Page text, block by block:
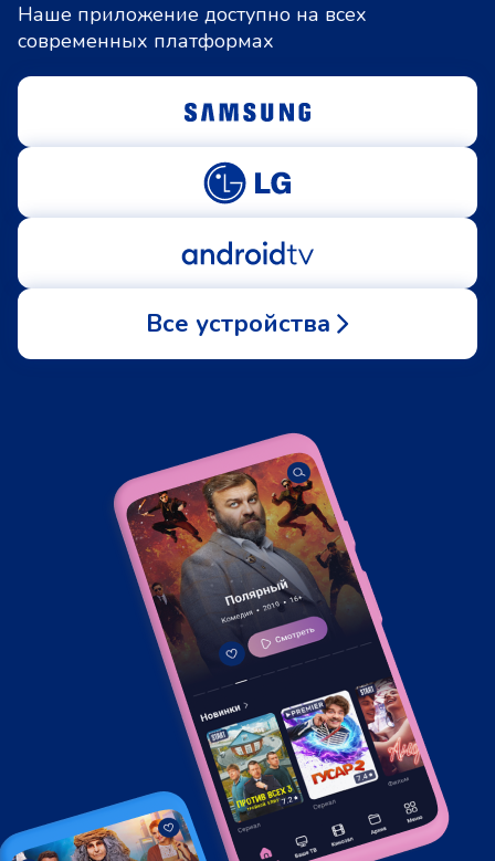
Наше приложение доступно на всех
современных платформах
Все устройства